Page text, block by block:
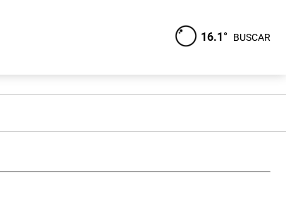
16.1° BUSCAR